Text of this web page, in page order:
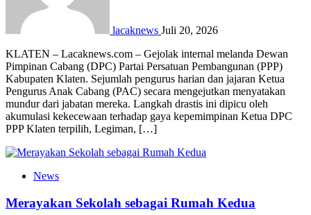
lacaknews Juli 20, 2026
KLATEN – Lacaknews.com – Gejolak internal melanda Dewan
Pimpinan Cabang (DPC) Partai Persatuan Pembangunan (PPP)
Kabupaten Klaten. Sejumlah pengurus harian dan jajaran Ketua
Pengurus Anak Cabang (PAC) secara mengejutkan menyatakan
mundur dari jabatan mereka. Langkah drastis ini dipicu oleh
akumulasi kekecewaan terhadap gaya kepemimpinan Ketua DPC
PPP Klaten terpilih, Legiman, […]
News
Merayakan Sekolah sebagai Rumah Kedua